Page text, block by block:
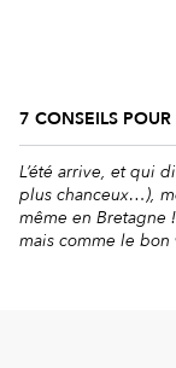
7 CONSEILS
L’été arrive, et qui
plus chanceux…),
même en Bretagne
mais comme le